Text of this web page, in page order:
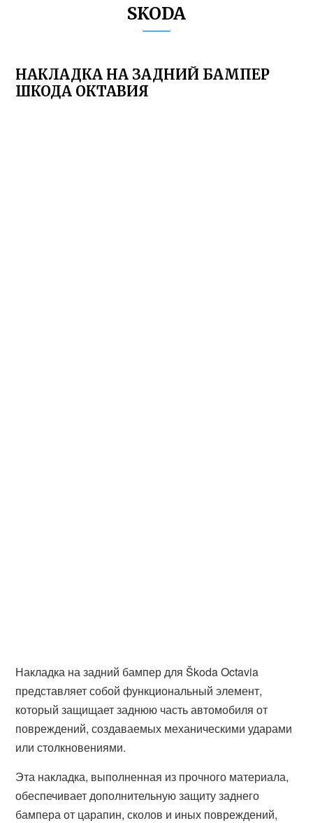
SKODA
НАКЛАДКА НА ЗАДНИЙ БАМПЕР
ШКОДА ОКТАВИЯ
Накладка на задний бампер для Škoda Octavia
представляет собой функциональный элемент,
который защищает заднюю часть автомобиля от
повреждений, создаваемых механическими ударами
или столкновениями.
Эта накладка, выполненная из прочного материала,
обеспечивает дополнительную защиту заднего
бампера от царапин, сколов и иных повреждений,